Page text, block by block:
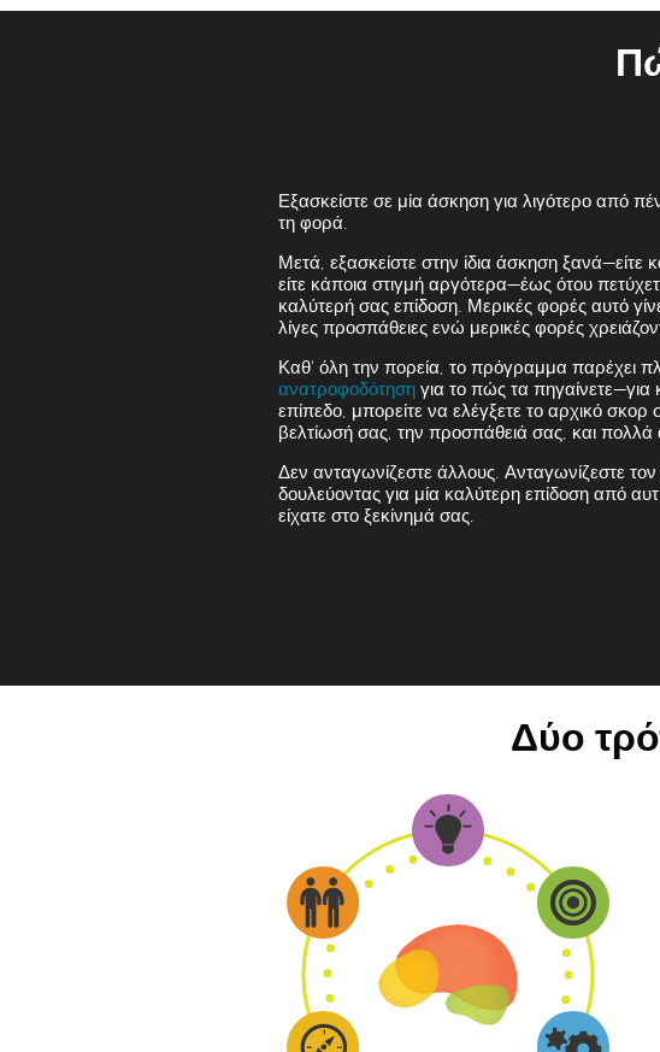
Εξασκείστε σε μία άσκηση για λιγότερο από
τη φορά.
Μετά, εξασκείστε στην ίδια άσκηση ξανά—είτε
είτε κάποια στιγμή αργότερα—έως ότου
καλύτερή σας επίδοση. Μερικές φορές αυτό
λίγες προσπάθειες ενώ μερικές φορές
Καθ' όλη την πορεία, το πρόγραμμα παρέχει
ανατροφοδότηση για το πώς τα πηγαίνετε—για
επίπεδο, μπορείτε να ελέγξετε το αρχικό σκορ
βελτίωσή σας, την προσπάθειά σας, και πολλά
Δεν ανταγωνίζεστε άλλους. Ανταγωνίζεστε
δουλεύοντας για μία καλύτερη επίδοση από
είχατε στο ξεκίνημά σας.
Δύο